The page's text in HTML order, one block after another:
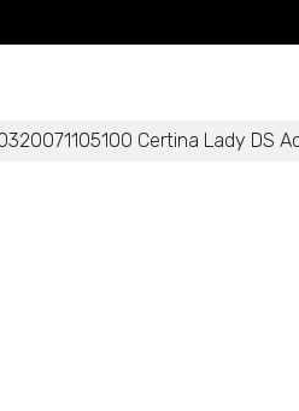
Certina Lady DS